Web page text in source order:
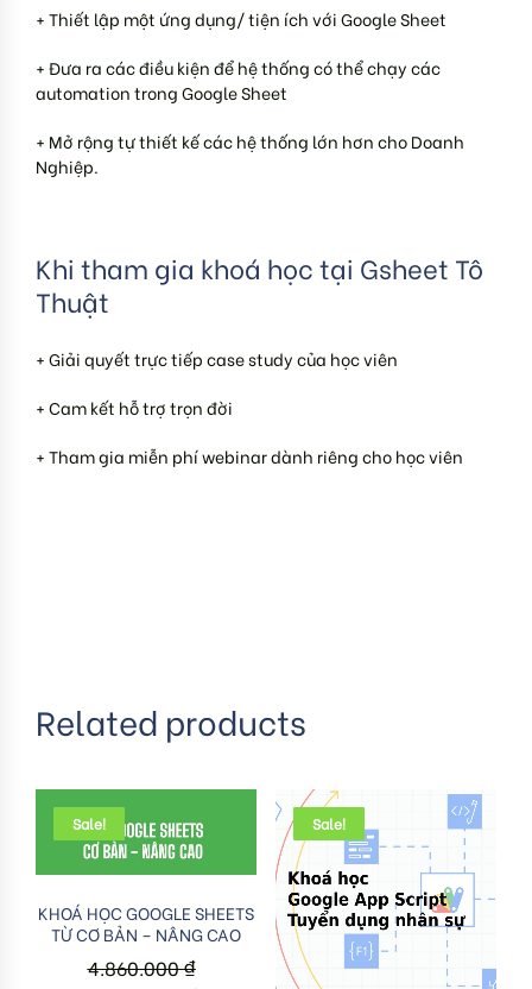
+ Thiết lập một ứng dụng/ tiện ích với Google Sheet
+ Đưa ra các điều kiện để hệ thống có thể chạy các
automation trong Google Sheet
+ Mở rộng tự thiết kế các hệ thống lớn hơn cho Doanh
Nghiệp.
Khi tham gia khoá học tại Gsheet Tô
Thuật
+ Giải quyết trực tiếp case study của học viên
+ Cam kết hỗ trợ trọn đời
+ Tham gia miễn phí webinar dành riêng cho học viên
Related products
Sale!
Add to cart
KHOÁ HỌC GOOGLE SHEETS
TỪ CƠ BẢN – NÂNG CAO
4.860.000₫
Sale!